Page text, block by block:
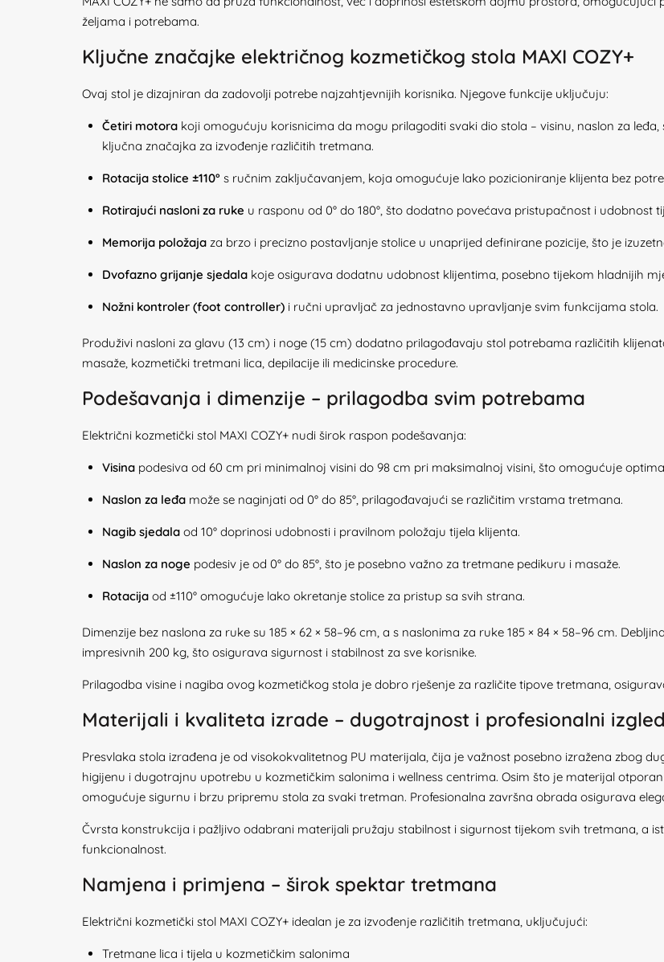
željama i potrebama.
Ključne značajke električnog kozmetičkog stola MAXI COZY+
Ovaj stol je dizajniran da zadovolji potrebe najzahtjevnijih korisnika. Njegove funkcije uključuju:
Četiri motora koji omogućuju korisnicima da mogu prilagoditi svaki dio stola – visinu, naslon za
ključna značajka za izvođenje različitih tretmana.
Rotacija stolice ±110° s ručnim zaključavanjem, koja omogućuje lako pozicioniranje klijenta bez
Rotirajući nasloni za ruke u rasponu od 0° do 180°, što dodatno povećava pristupačnost i udobnost
Memorija položaja za brzo i precizno postavljanje stolice u unaprijed definirane pozicije, što je
Dvofazno grijanje sjedala koje osigurava dodatnu udobnost klijentima, posebno tijekom hladnijih
Nožni kontroler (foot controller) i ručni upravljač za jednostavno upravljanje svim funkcijama stola.
Produživi nasloni za glavu (13 cm) i noge (15 cm) dodatno prilagođavaju stol potrebama različitih
masaže, kozmetički tretmani lica, depilacije ili medicinske procedure.
Podešavanja i dimenzije – prilagodba svim potrebama
Električni kozmetički stol MAXI COZY+ nudi širok raspon podešavanja:
Visina podesiva od 60 cm pri minimalnoj visini do 98 cm pri maksimalnoj visini, što omogućuje
Naslon za leđa može se naginjati od 0° do 85°, prilagođavajući se različitim vrstama tretmana.
Nagib sjedala od 10° doprinosi udobnosti i pravilnom položaju tijela klijenta.
Naslon za noge podesiv je od 0° do 85°, što je posebno važno za tretmane pedikuru i masaže.
Rotacija od ±110° omogućuje lako okretanje stolice za pristup sa svih strana.
Dimenzije bez naslona za ruke su 185 × 62 × 58–96 cm, a s naslonima za ruke 185 × 84 × 58–96 cm.
impresivnih 200 kg, što osigurava sigurnost i stabilnost za sve korisnike.
Prilagodba visine i nagiba ovog kozmetičkog stola je dobro rješenje za različite tipove tretmana,
Materijali i kvaliteta izrade – dugotrajnost i profesionalni izgled
Presvlaka stola izrađena je od visokokvalitetnog PU materijala, čija je važnost posebno izražena zbog
higijenu i dugotrajnu upotrebu u kozmetičkim salonima i wellness centrima. Osim što je materijal
omogućuje sigurnu i brzu pripremu stola za svaki tretman. Profesionalna završna obrada osigurava
Čvrsta konstrukcija i pažljivo odabrani materijali pružaju stabilnost i sigurnost tijekom svih tretmana, a
funkcionalnost.
Namjena i primjena – širok spektar tretmana
Električni kozmetički stol MAXI COZY+ idealan je za izvođenje različitih tretmana, uključujući:
Tretmane lica i tijela u kozmetičkim salonima